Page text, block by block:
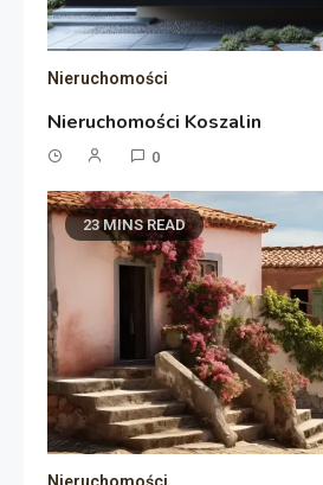
Nieruchomości
Nieruchomości Koszalin
0
23 MINS READ